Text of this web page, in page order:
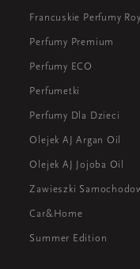
Francuskie Perfumy
Perfumy Premium
Perfumy ECO
Perfumetki
Perfumy Dla Dzieci
Olejek AJ Argan Oil
Olejek AJ Jojoba Oil
Zawieszki
Car&Home
Summer Edition